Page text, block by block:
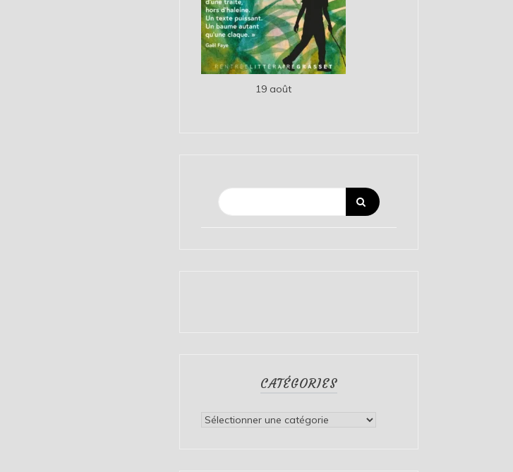
19 août
CATÉGORIES
Catégories